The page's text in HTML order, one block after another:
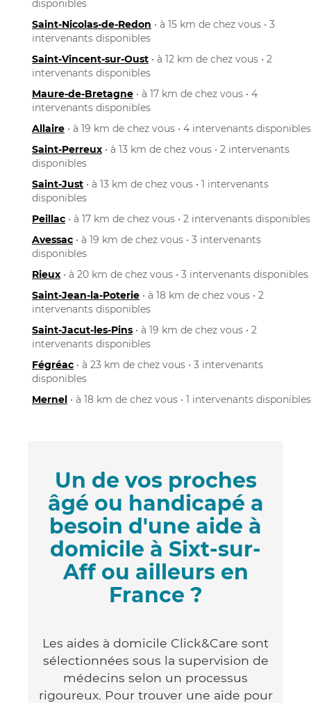
disponibles
Saint-Nicolas-de-Redon • à 15 km de chez vous • 3
intervenants disponibles
Saint-Vincent-sur-Oust • à 12 km de chez vous • 2
intervenants disponibles
Maure-de-Bretagne • à 17 km de chez vous • 4
intervenants disponibles
Allaire • à 19 km de chez vous • 4 intervenants disponibles
Saint-Perreux • à 13 km de chez vous • 2 intervenants
disponibles
Saint-Just • à 13 km de chez vous • 1 intervenants
disponibles
Peillac • à 17 km de chez vous • 2 intervenants disponibles
Avessac • à 19 km de chez vous • 3 intervenants
disponibles
Rieux • à 20 km de chez vous • 3 intervenants disponibles
Saint-Jean-la-Poterie • à 18 km de chez vous • 2
intervenants disponibles
Saint-Jacut-les-Pins • à 19 km de chez vous • 2
intervenants disponibles
Fégréac • à 23 km de chez vous • 3 intervenants
disponibles
Mernel • à 18 km de chez vous • 1 intervenants disponibles
Un de vos proches
âgé ou handicapé a
besoin d'une aide à
domicile à Sixt-sur-
Aff ou ailleurs en
France ?
Les aides à domicile Click&Care sont
sélectionnées sous la supervision de
médecins selon un processus
rigoureux. Pour trouver une aide pour